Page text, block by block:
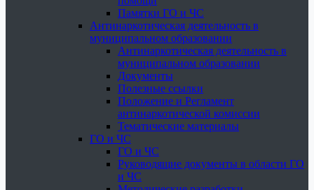
Памятки ГО и ЧС
Антинаркотическая деятельность в
муниципальном образовании
Антинаркотическая деятельность в
муниципальном образовании
Документы
Полезные ссылки
Положение и Регламент
антинаркотической комиссии
Тематические материалы
ГО и ЧС
ГО и ЧС
Руководящие документы в области ГО
и ЧС